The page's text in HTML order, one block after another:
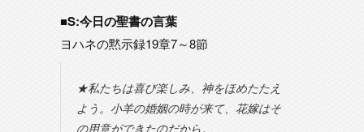
■S:今日の聖書の言葉
ヨハネの黙示録19章7～8節
★私たちは喜び楽しみ、神をほめたたえ
よう。小羊の婚姻の時が来て、花嫁はそ
の用意ができたのだから。